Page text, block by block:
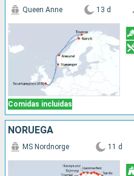
Comidas incluidas
Queen Anne 13 d
NORUEGA
MS Nordnorge 11 d